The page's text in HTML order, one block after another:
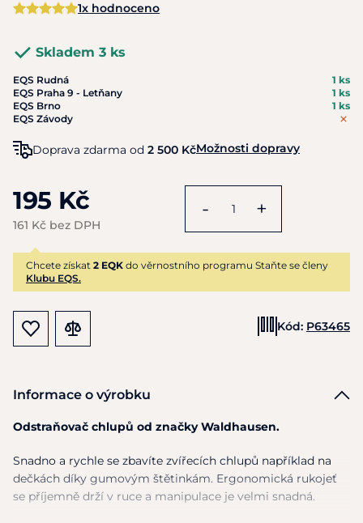
1x hodnoceno
Skladem 3 ks
EQS Rudná
1 ks
EQS Praha 9 - Letňany
1 ks
EQS Brno
1 ks
EQS Závody
Doprava zdarma od 2 500 KčMožnosti dopravy
195 Kč
161 Kč bez DPH
- +
Chcete získat 2 EQK do věrnostního programu Staňte se členy
Klubu EQS.
Kód: P63465
Informace o výrobku
Odstraňovač chlupů od značky Waldhausen.
Snadno a rychle se zbavíte zvířecích chlupů například na
dečkách díky gumovým štětinkám. Ergonomická rukojeť
se příjemně drží v ruce a manipulace je velmi snadná.